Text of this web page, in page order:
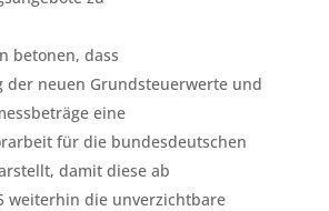
betonen, dass
der neuen Grundsteuerwerte und
eine
für die bundesdeutschen
damit diese ab
weiterhin die unverzichtbare